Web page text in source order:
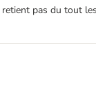
pas du tout